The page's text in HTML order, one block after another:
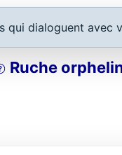
dialoguent avec
Ruche